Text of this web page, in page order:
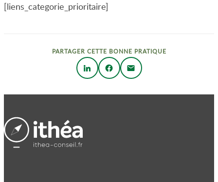
[liens_categorie_prioritaire]
PARTAGER CETTE BONNE PRATIQUE